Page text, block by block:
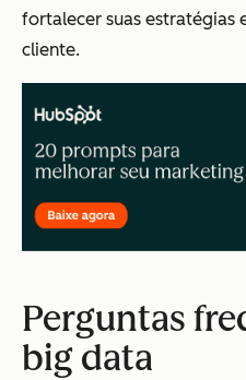
fortalecer suas estratégias
cliente.
Perguntas
big data